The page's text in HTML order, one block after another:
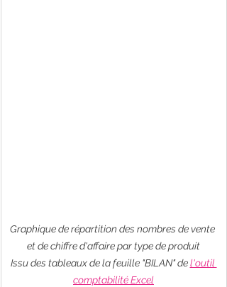
Graphique de répartition des nombres de vente
et de chiffre d'affaire par type de produit
Issu des tableaux de la feuille "BILAN" de l'outil
comptabilité Excel